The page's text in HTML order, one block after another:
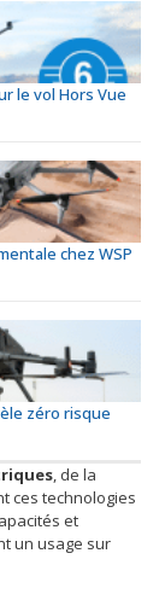
le vol Hors Vue
chez WSP
zéro risque
, de la
ces technologies
et
un usage sur